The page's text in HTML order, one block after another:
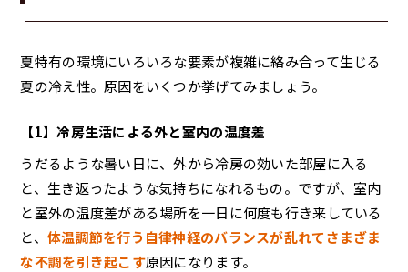
夏特有の環境にいろいろな要素が複雑に絡み合って生じる
夏の冷え性。原因をいくつか挙げてみましょう。
【1】冷房生活による外と室内の温度差
うだるような暑い日に、外から冷房の効いた部屋に入る
と、生き返ったような気持ちになれるもの。ですが、室内
と室外の温度差がある場所を一日に何度も行き来している
と、 体温調節を行う自律神経のバランスが乱れてさまざま
な不調を引き起こす原因になります。